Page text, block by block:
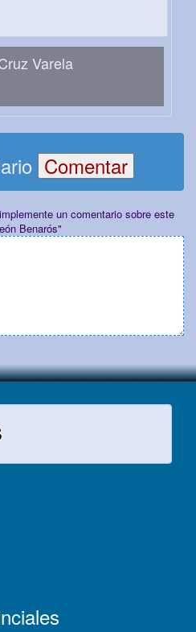
Varela
un comentario sobre este
Benarós"